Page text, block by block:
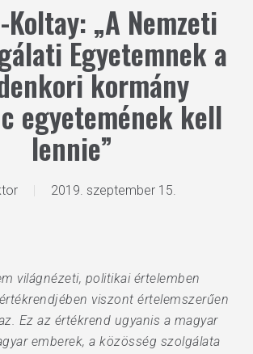
Koltay: „A Nemzeti
Egyetemnek a
kormány
egyetemének kell
lennie”
2019. szeptember 15.
világnézeti, politikai értelemben
viszont értelemszerűen
Ez az értékrend ugyanis a magyar
emberek, a közösség szolgálata